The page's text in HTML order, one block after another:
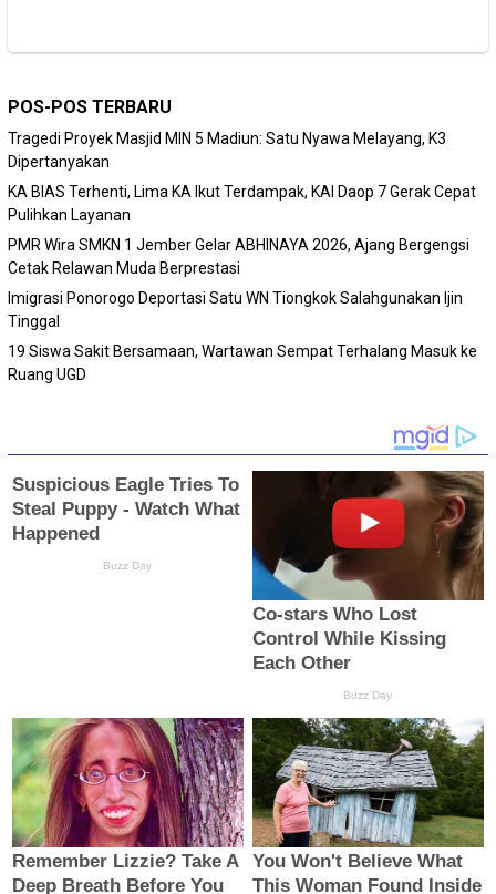
POS-POS TERBARU
Tragedi Proyek Masjid MIN 5 Madiun: Satu Nyawa Melayang, K3
Dipertanyakan
KA BIAS Terhenti, Lima KA Ikut Terdampak, KAI Daop 7 Gerak Cepat
Pulihkan Layanan
PMR Wira SMKN 1 Jember Gelar ABHINAYA 2026, Ajang Bergengsi
Cetak Relawan Muda Berprestasi
Imigrasi Ponorogo Deportasi Satu WN Tiongkok Salahgunakan Ijin
Tinggal
19 Siswa Sakit Bersamaan, Wartawan Sempat Terhalang Masuk ke
Ruang UGD